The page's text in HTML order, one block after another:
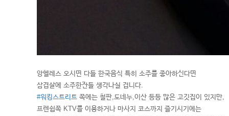
앙헬레스 오시면 다들 한국음식 특히 소주를 좋아하신다면
삼겹살에 소주한잔들 생각나실 겁니다.
#워킹스트리트 쪽에는 철판,도네누,이산 등등 많은 고깃집이 있지만,
프렌쉽쪽 KTV를 이용하거나 마사지 코스까지 즐기시기에는